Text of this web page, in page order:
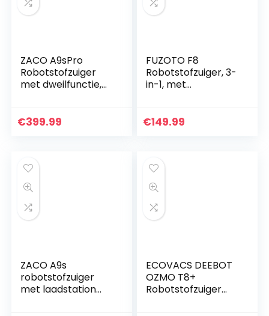
ZACO A9sPro
Robotstofzuiger
met dweilfunctie,
brengen, tot 2 uur
€399.99
FUZOTO F8
Robotstofzuiger, 3-
in-1, met
Navigatie, 2500Pa
€149.99
ZACO A9s
robotstofzuiger
met laadstation
ECOVACS DEEBOT
OZMO T8+
Robotstofzuiger